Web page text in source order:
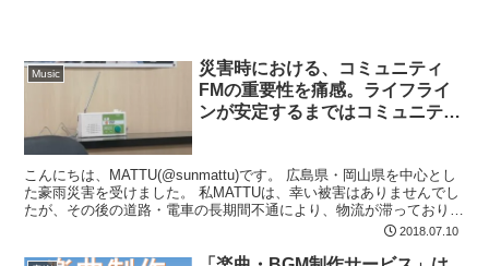
Music
災害時における、コミュニティ
FMの重要性を痛感。ライフライ
ンが安定するまではコミュニティ
こんにちは、MATTU(@sunmattu)です。 広島県・岡山県を中心とし
た豪雨災害を受けました。 私MATTUは、幸い被害はありませんでし
たが、その後の道路・電車の長期間不通により、物流が滞っており、
2018.07.10